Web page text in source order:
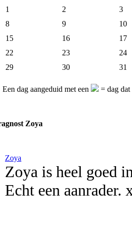
1
2
3
8
9
10
15
16
17
22
23
24
29
30 31
Een dag aangeduid met een = dag dat
Zoya
Zoya
Zoya is heel goed
Echt een aanrader.